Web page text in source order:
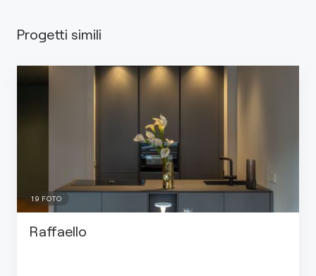
Progetti simili
19 FOTO
Raffaello